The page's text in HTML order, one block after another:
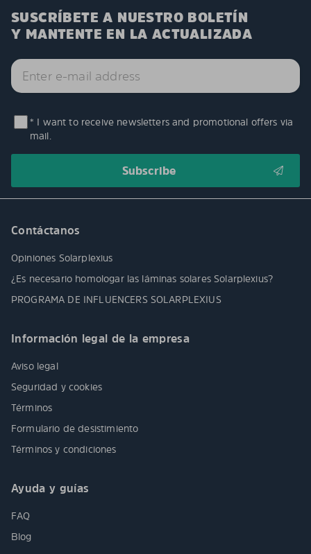
SUSCRÍBETE A NUESTRO BOLETÍN
Y MANTENTE EN LA ACTUALIZADA
* I want to receive newsletters and promotional offers via
mail.
Contáctanos
Opiniones Solarplexius
¿Es necesario homologar las láminas solares Solarplexius?
PROGRAMA DE INFLUENCERS SOLARPLEXIUS
Información legal de la empresa
Aviso legal
Seguridad y cookies
Términos
Formulario de desistimiento
Términos y condiciones
Ayuda y guías
FAQ
Blog